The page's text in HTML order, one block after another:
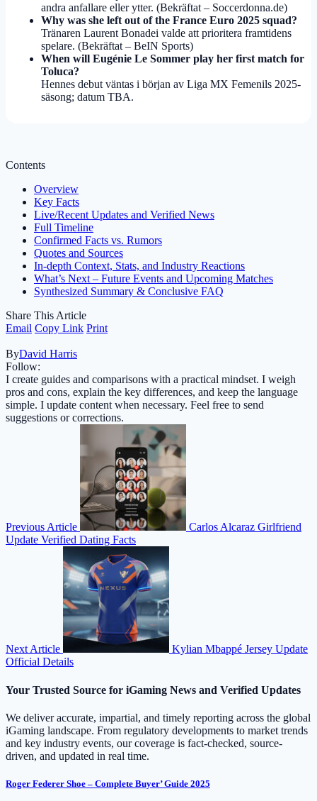
andra anfallare eller ytter. (Bekräftat – Soccerdonna.de)
Why was she left out of the France Euro 2025 squad?
Tränaren Laurent Bonadei valde att prioritera framtidens
spelare. (Bekräftat – BeIN Sports)
When will Eugénie Le Sommer play her first match for
Toluca?
Hennes debut väntas i början av Liga MX Femenils 2025-
säsong; datum TBA.
Contents
Overview
Key Facts
Live/Recent Updates and Verified News
Full Timeline
Confirmed Facts vs. Rumors
Quotes and Sources
In-depth Context, Stats, and Industry Reactions
What’s Next – Future Events and Upcoming Matches
Synthesized Summary & Conclusive FAQ
Share This Article
Email Copy Link Print
ByDavid Harris
Follow:
I create guides and comparisons with a practical mindset. I weigh
pros and cons, explain the key differences, and keep the language
simple. I update content when necessary. Feel free to send
suggestions or corrections.
Previous Article
Carlos Alcaraz Girlfriend
Update Verified Dating Facts
Next Article
Kylian Mbappé Jersey Update
Official Details
Your Trusted Source for iGaming News and Verified Updates
We deliver accurate, impartial, and timely reporting across the global
iGaming landscape. From regulatory developments to market trends
and key industry events, our coverage is fact-checked, source-
driven, and updated in real time.
Roger Federer Shoe – Complete Buyer’ Guide 2025